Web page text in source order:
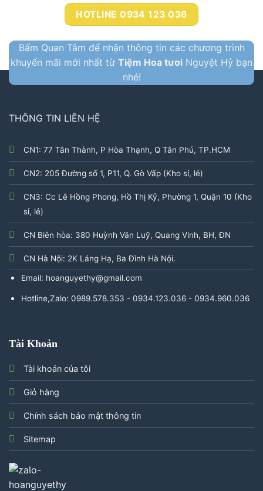
HOTLINE 0934 123 036
Bấm Quan Tâm để nhận thông tin các chương trình
khuyến mãi mới nhất từ Tiệm Hoa tươi Nguyệt Hỷ bạn
nhé!
THÔNG TIN LIÊN HỆ
CN1: 77 Tân Thành, P Hòa Thạnh, Q Tân Phú, TP.HCM
CN2: 205 Đường số 1, P11, Q. Gò Vấp (Kho sỉ, lẻ)
CN3: Cc Lê Hồng Phong, Hồ Thị Kỷ, Phường 1, Quận 10 (Kho
sỉ, lẻ)
CN Biên hòa: 380 Huỳnh Văn Luỹ, Quang Vinh, BH, ĐN
CN Hà Nội: 2K Láng Hạ, Ba Đình Hà Nội.
Email: hoanguyethy@gmail.com
Hotline,Zalo: 0989.578.353 - 0934.123.036 - 0934.960.036
Tài Khoản
Tài khoản của tôi
Giỏ hàng
Chính sách bảo mật thông tin
Sitemap